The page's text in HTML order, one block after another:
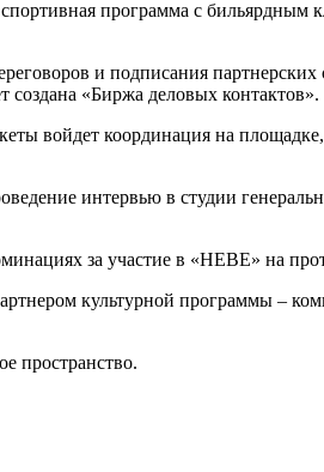
программа с бильярдным
и подписания
«Биржа деловых контактов».
войдет координация на
интервью в студии
за участие в «НЕВЕ» на
культурной программы –
пространство.